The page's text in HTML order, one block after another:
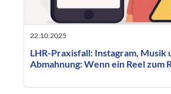
22.10.2025
LHR-Praxisfall: Instagram, Musik
Abmahnung: Wenn ein Reel zum